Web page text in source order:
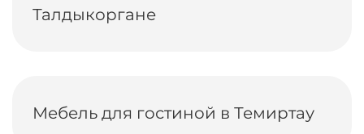
Талдыкоргане
Мебель для гостиной в Темиртау